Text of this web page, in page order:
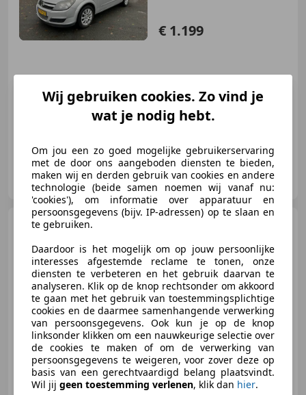
€ 1.199
MSE
NL-7418 EE DEVENTER
€ 1.699
01/2003 236.118 km Benzine
92 kW (125 PK)
Wij gebruiken cookies. Zo vind je
wat je nodig hebt.
Om jou een zo goed mogelijke gebruikerservaring
met de door ons aangeboden diensten te bieden,
maken wij en derden gebruik van cookies en andere
technologie (beide samen noemen wij vanaf nu:
'cookies'), om informatie over apparatuur en
persoonsgegevens (bijv. IP-adressen) op te slaan en
te gebruiken.
Daardoor is het mogelijk om op jouw persoonlijke
interesses afgestemde reclame te tonen, onze
diensten te verbeteren en het gebruik daarvan te
analyseren. Klik op de knop rechtsonder om akkoord
te gaan met het gebruik van toestemmingsplichtige
cookies en de daarmee samenhangende verwerking
van persoonsgegevens. Ook kun je op de knop
linksonder klikken om een nauwkeurige selectie over
de cookies te maken of om de verwerking van
persoonsgegevens te weigeren, voor zover deze op
basis van een gerechtvaardigd belang plaatsvindt.
Wil jij geen toestemming verlenen, klik dan hier.